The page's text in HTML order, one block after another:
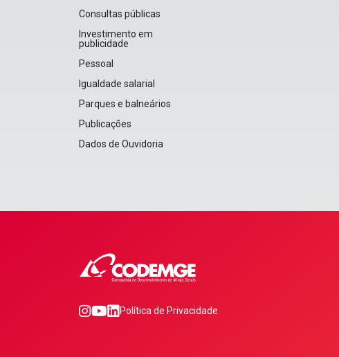
Consultas públicas
Investimento em
publicidade
Pessoal
Igualdade salarial
Parques e balneários
Publicações
Dados de Ouvidoria
0 1 2
Política de Privacidade